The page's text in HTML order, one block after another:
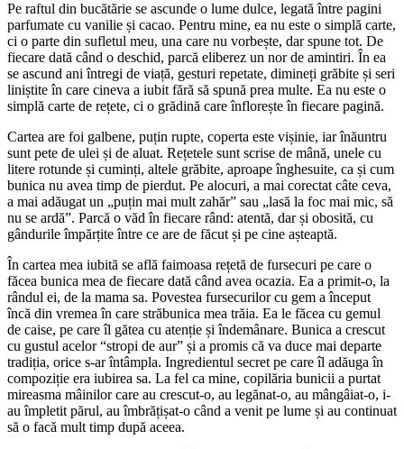
Pe raftul din bucătărie se ascunde o lume dulce, legată între pagini
parfumate cu vanilie și cacao. Pentru mine, ea nu este o simplă carte,
ci o parte din sufletul meu, una care nu vorbește, dar spune tot. De
fiecare dată când o deschid, parcă eliberez un nor de amintiri. În ea
se ascund ani întregi de viață, gesturi repetate, dimineți grăbite și seri
liniștite în care cineva a iubit fără să spună prea multe. Ea nu este o
simplă carte de rețete, ci o grădină care înflorește în fiecare pagină.
Cartea are foi galbene, puțin rupte, coperta este vișinie, iar înăuntru
sunt pete de ulei și de aluat. Rețetele sunt scrise de mână, unele cu
litere rotunde și cuminți, altele grăbite, aproape înghesuite, ca și cum
bunica nu avea timp de pierdut. Pe alocuri, a mai corectat câte ceva,
a mai adăugat un „puțin mai mult zahăr” sau „lasă la foc mai mic, să
nu se ardă”. Parcă o văd în fiecare rând: atentă, dar și obosită, cu
gândurile împărțite între ce are de făcut și pe cine așteaptă.
În cartea mea iubită se află faimoasa rețetă de fursecuri pe care o
făcea bunica mea de fiecare dată când avea ocazia. Ea a primit-o, la
rândul ei, de la mama sa. Povestea fursecurilor cu gem a început
încă din vremea în care străbunica mea trăia. Ea le făcea cu gemul
de caise, pe care îl gătea cu atenție și îndemânare. Bunica a crescut
cu gustul acelor “stropi de aur” și a promis că va duce mai departe
tradiția, orice s-ar întâmpla. Ingredientul secret pe care îl adăuga în
compoziție era iubirea sa. La fel ca mine, copilăria bunicii a purtat
mireasma mâinilor care au crescut-o, au legănat-o, au mângâiat-o, i-
au împletit părul, au îmbrățișat-o când a venit pe lume și au continuat
să o facă mult timp după aceea.